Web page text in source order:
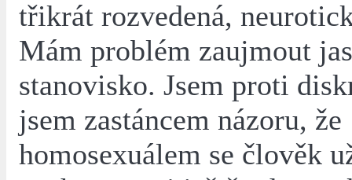
třikrát rozvedená,
Mám problém zaujmout
stanovisko. Jsem proti
jsem zastáncem názoru, že
homosexuálem se člověk